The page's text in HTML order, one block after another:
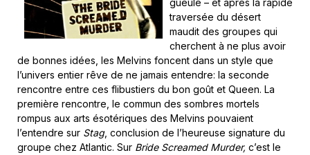
gueule – et après la rapide
traversée du désert
maudit des groupes qui
cherchent à ne plus avoir
de bonnes idées, les Melvins foncent dans un style que
l’univers entier rêve de ne jamais entendre: la seconde
rencontre entre ces flibustiers du bon goût et Queen. La
première rencontre, le commun des sombres mortels
rompus aux arts ésotériques des Melvins pouvaient
l’entendre sur Stag, conclusion de l’heureuse signature du
groupe chez Atlantic. Sur Bride Screamed Murder, c’est le